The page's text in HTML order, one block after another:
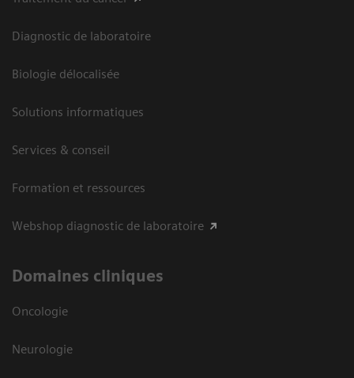
Diagnostic de laboratoire
Biologie délocalisée
Solutions informatiques
Services & conseil
Formation et ressources
Webshop diagnostic de laboratoire
Domaines cliniques
Oncologie
Neurologie